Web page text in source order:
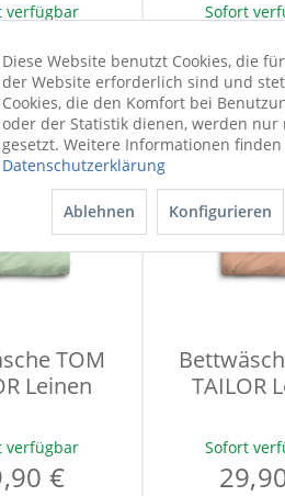
verfügbar Sofort
TOM
Leinen
verfügbar
€
TAILOR
Sofort
Diese Website benutzt Cookies, die
der Website erforderlich sind und
Cookies, die den Komfort bei
oder der Statistik dienen, werden
gesetzt. Weitere Informationen
Datenschutzerklärung
Ablehnen Konfigurieren